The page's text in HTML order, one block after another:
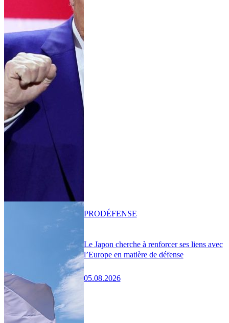
Le Japon cherche à renforcer ses liens avec
l’Europe en matière de défense
05.08.2026
PRODÉFENSE